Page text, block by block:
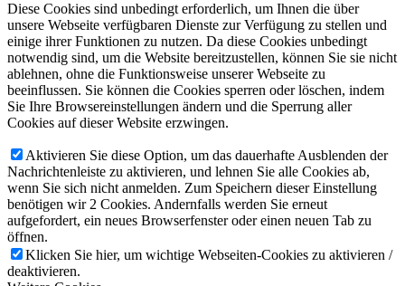
Diese Cookies sind unbedingt erforderlich, um Ihnen die über
unsere Webseite verfügbaren Dienste zur Verfügung zu stellen und
einige ihrer Funktionen zu nutzen. Da diese Cookies unbedingt
notwendig sind, um die Website bereitzustellen, können Sie sie nicht
ablehnen, ohne die Funktionsweise unserer Webseite zu
beeinflussen. Sie können die Cookies sperren oder löschen, indem
Sie Ihre Browsereinstellungen ändern und die Sperrung aller
Cookies auf dieser Website erzwingen.
Aktivieren Sie diese Option, um das dauerhafte Ausblenden der
Nachrichtenleiste zu aktivieren, und lehnen Sie alle Cookies ab,
wenn Sie sich nicht anmelden. Zum Speichern dieser Einstellung
benötigen wir 2 Cookies. Andernfalls werden Sie erneut
aufgefordert, ein neues Browserfenster oder einen neuen Tab zu
öffnen.
Klicken Sie hier, um wichtige Webseiten-Cookies zu aktivieren /
deaktivieren.